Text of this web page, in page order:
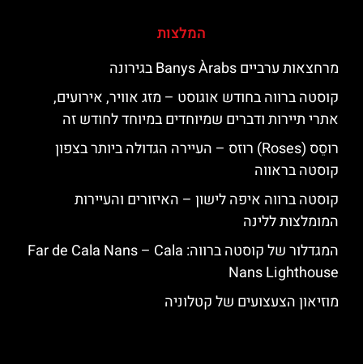
המלצות
מרחצאות ערביים Banys Àrabs בגירונה
קוסטה ברווה בחודש אוגוסט – מזג אוויר, אירועים,
אתרי תיירות ודברים שמיוחדים במיוחד לחודש זה
רוסֵס (Roses) רוזס – העיירה הגדולה ביותר בצפון
קוסטה בראווה
קוסטה ברווה איפה לישון – האיזורים והעיירות
המומלצות ללינה
המגדלור של קוסטה ברווה: ‪‪Far de Cala Nans – Cala
Nans Lighthouse‬‬
מוזיאון הצעצועים של קטלוניה